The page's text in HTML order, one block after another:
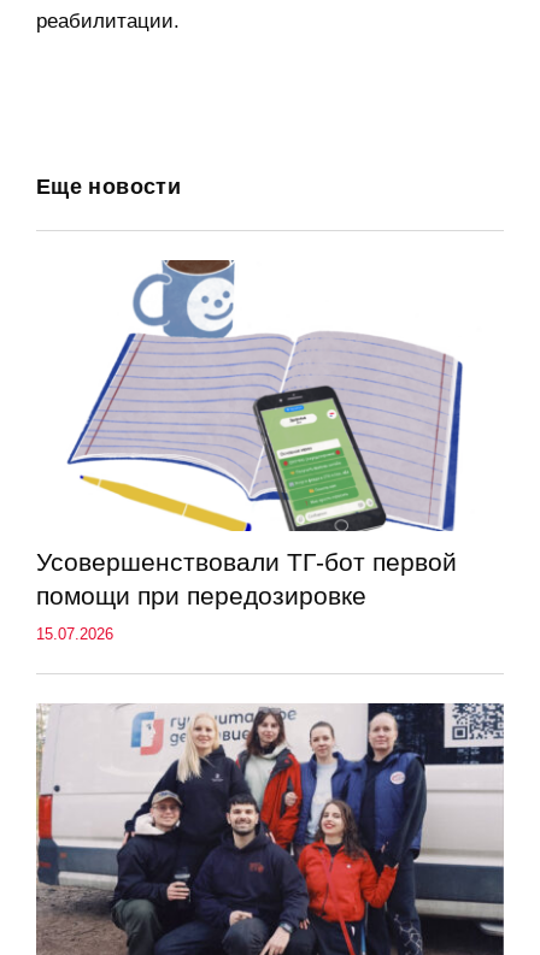
реабилитации.
Еще новости
Усовершенствовали ТГ-бот первой
помощи при передозировке
15.07.2026